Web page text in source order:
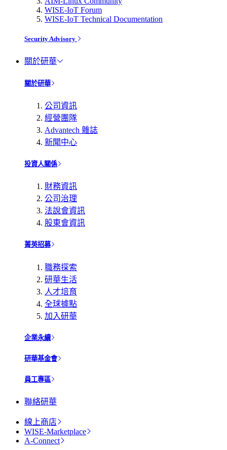
WISE-IoT Forum
WISE-IoT Technical Documentation
Security Advisory
關於研華
關於研華
公司資訊
經營團隊
Advantech 雜誌
新聞中心
投資人關係
財務資訊
公司治理
法說會資訊
股東會資訊
菁英招募
職務探索
研華生活
人才培育
全球據點
加入研華
企業永續
研華基金會
員工專區
聯絡研華
線上商店
WISE-Marketplace
A-Connect